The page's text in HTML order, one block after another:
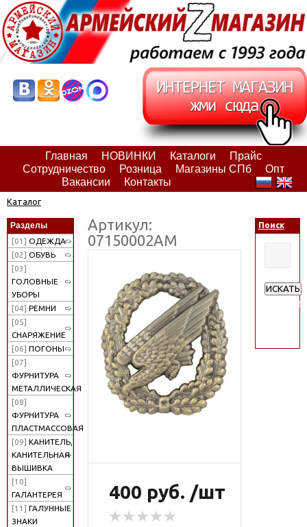
Главная НОВИНКИ Каталоги
Прайс
Сотрудничество
Розница Магазины СПб
Опт
Вакансии
Контакты
Каталог
Разделы
[01] ОДЕЖДА
[02] ОБУВЬ
[03]
ГОЛОВНЫЕ
УБОРЫ
[04] РЕМНИ
[05]
СНАРЯЖЕНИЕ
[06] ПОГОНЫ
[07]
ФУРНИТУРА
МЕТАЛЛИЧЕСКАЯ
[08]
ФУРНИТУРА
ПЛАСТМАССОВАЯ
[09] КАНИТЕЛЬ,
КАНИТЕЛЬНАЯ
ВЫШИВКА
[10]
ГАЛАНТЕРЕЯ
[11] ГАЛУННЫЕ
ЗНАКИ
Артикул:
07150002АМ
400 руб. /шт
Поиск
ИСКАТЬ